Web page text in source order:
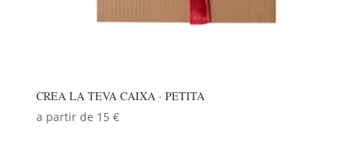
CREA LA TEVA CAIXA · PETITA
a partir de 15 €